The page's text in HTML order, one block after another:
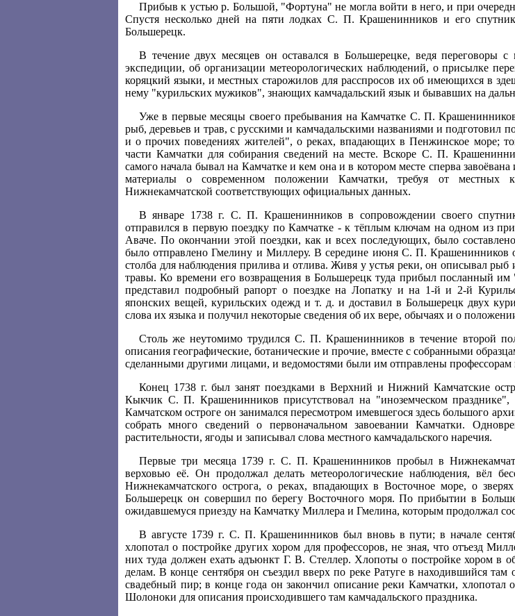
Прибыв к устью р. Большой, "Фортуна" не могла войти в него, и при
Спустя несколько дней на пяти лодках С. П. Крашенинников и его
Большерецк.
В течение двух месяцев он оставался в Большерецке, ведя переговоры
экспедиции, об организации метеорологических наблюдений, о присылке
коряцкий языки, и местных старожилов для расспросов их об имеющихся в
нему "курильских мужиков", знающих камчадальский язык и бывавших на
Уже в первые месяцы своего пребывания на Камчатке С. П. Крашенинников
рыб, деревьев и трав, с русскими и камчадальскими названиями и подготовил
и о прочих поведениях жителей", о реках, впадающих в Пенжинское море;
части Камчатки для собирания сведений на месте. Вскоре С. П.
самого начала бывал на Камчатке и кем она и в котором месте сперва
материалы о современном положении Камчатки, требуя от местных
Нижнекамчатской соответствующих официальных данных.
В январе 1738 г. С. П. Крашенинников в сопровождении своего
отправился в первую поездку по Камчатке - к тёплым ключам на одном из
Аваче. По окончании этой поездки, как и всех последующих, было
было отправлено Гмелину и Миллеру. В середине июня С. П. Крашенинников
столба для наблюдения прилива и отлива. Живя у устья реки, он описывал
травы. Ко времени его возвращения в Большерецк туда прибыл посланный
представил подробный рапорт о поездке на Лопатку и на 1-й и 2-й
японских вещей, курильских одежд и т. д. и доставил в Большерецк двух
слова их языка и получил некоторые сведения об их вере, обычаях и о
Столь же неутомимо трудился С. П. Крашенинников в течение второй
описания географические, ботанические и прочие, вместе с собранными
сделанными другими лицами, и ведомостями были им отправлены профессорам в
Конец 1738 г. был занят поездками в Верхний и Нижний Камчатские
Кыкчик С. П. Крашенинников присутствовал на "иноземческом
Камчатском остроге он занимался пересмотром имевшегося здесь большого
собрать много сведений о первоначальном завоевании Камчатки.
растительности, ягоды и записывал слова местного камчадальского наречия.
Первые три месяца 1739 г. С. П. Крашенинников пробыл в
верховью её. Он продолжал делать метеорологические наблюдения, вёл
Нижнекамчатского острога, о реках, впадающих в Восточное море, о
Большерецк он совершил по берегу Восточного моря. По прибытии в
ожидавшемуся приезду на Камчатку Миллера и Гмелина, которым продолжал
В августе 1739 г. С. П. Крашенинников был вновь в пути; в начале
хлопотал о постройке других хором для профессоров, не зная, что отъезд
них туда должен ехать адъюнкт Г. В. Стеллер. Хлопоты о постройке хором в
делам. В конце сентября он съездил вверх по реке Ратуге в находившийся там
свадебный пир; в конце года он закончил описание реки Камчатки,
Шолоноки для описания происходившего там камчадальского праздника.